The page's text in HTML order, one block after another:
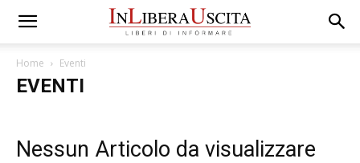
Home Eventi
EVENTI
Nessun Articolo da visualizzare